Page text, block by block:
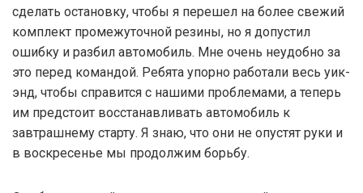
сделать остановку, чтобы я перешел на более свежий
комплект промежуточной резины, но я допустил
ошибку и разбил автомобиль. Мне очень неудобно за
это перед командой. Ребята упорно работали весь уик-
энд, чтобы справится с нашими проблемами, а теперь
им предстоит восстанавливать автомобиль к
завтрашнему старту. Я знаю, что они не опустят руки и
в воскресенье мы продолжим борьбу.